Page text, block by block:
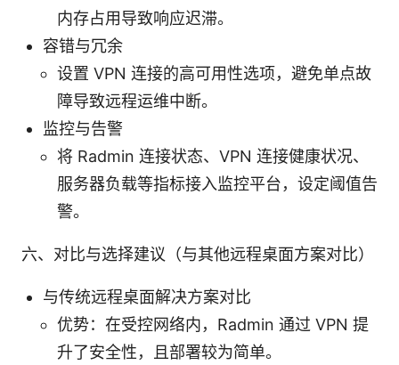
内存占用导致响应迟滞。
容错与冗余
设置 VPN 连接的高可用性选项，避免单点故
障导致远程运维中断。
监控与告警
将 Radmin 连接状态、VPN 连接健康状况、
服务器负载等指标接入监控平台，设定阈值告
警。
六、对比与选择建议（与其他远程桌面方案对比）
与传统远程桌面解决方案对比
优势：在受控网络内，Radmin 通过 VPN 提
升了安全性，且部署较为简单。